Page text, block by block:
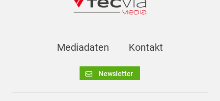
Mediadaten Kontakt
Newsletter